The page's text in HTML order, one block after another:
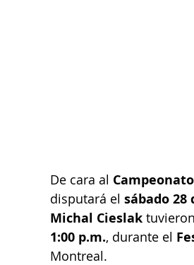
De cara al
disputará el sábado 28
Michal Cieslak
1:00 p.m., durante el
Montreal.